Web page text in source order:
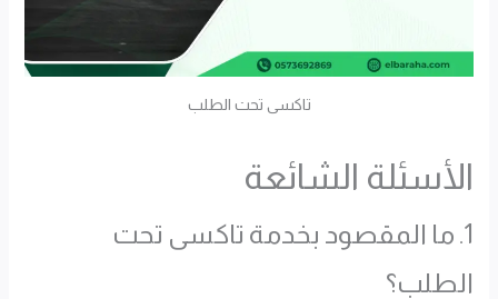
تاكسى تحت الطلب
الأسئلة الشائعة
1. ما المقصود بخدمة تاكسى تحت
الطلب؟